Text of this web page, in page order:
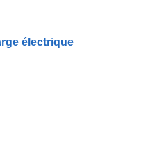
électrique